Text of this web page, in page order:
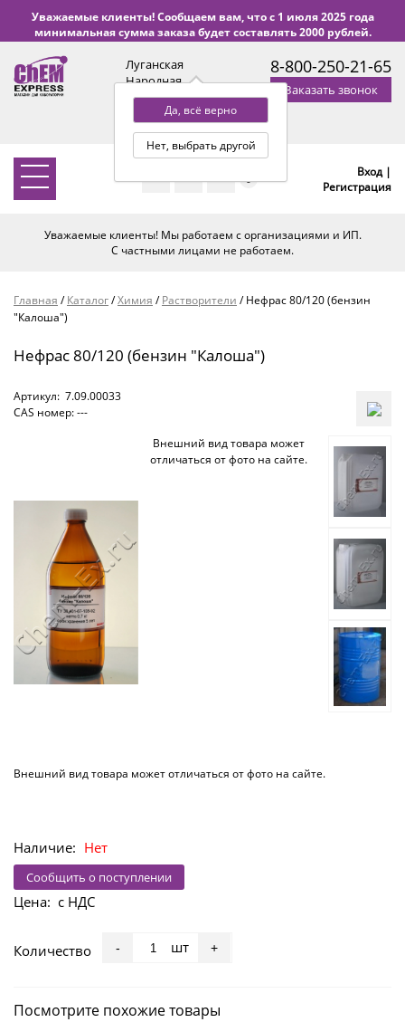
Уважаемые клиенты! Сообщаем вам, что с 1 июля 2025 года
минимальная сумма заказа будет составлять 2000 рублей.
Луганская
Народная
Республика
Да, всё верно
Нет, выбрать другой
с 9:00 до 18:00 по Уфе
(+2 МСК)
8-800-250-21-65
Заказать звонок
0
Вход |
Регистрация
Уважаемые клиенты! Мы работаем с организациями и ИП.
С частными лицами не работаем.
Главная /Каталог/Химия /Растворители /Нефрас 80/120 (бензин
"Калоша")
Нефрас 80/120 (бензин "Калоша")
Артикул: 7.09.00033
CAS номер: ---
Внешний вид товара может
отличаться от фото на сайте.
Внешний вид товара может отличаться от фото на сайте.
Наличие: Нет
Сообщить о поступлении
Цена: с НДС
Количество - шт +
Посмотрите похожие товары